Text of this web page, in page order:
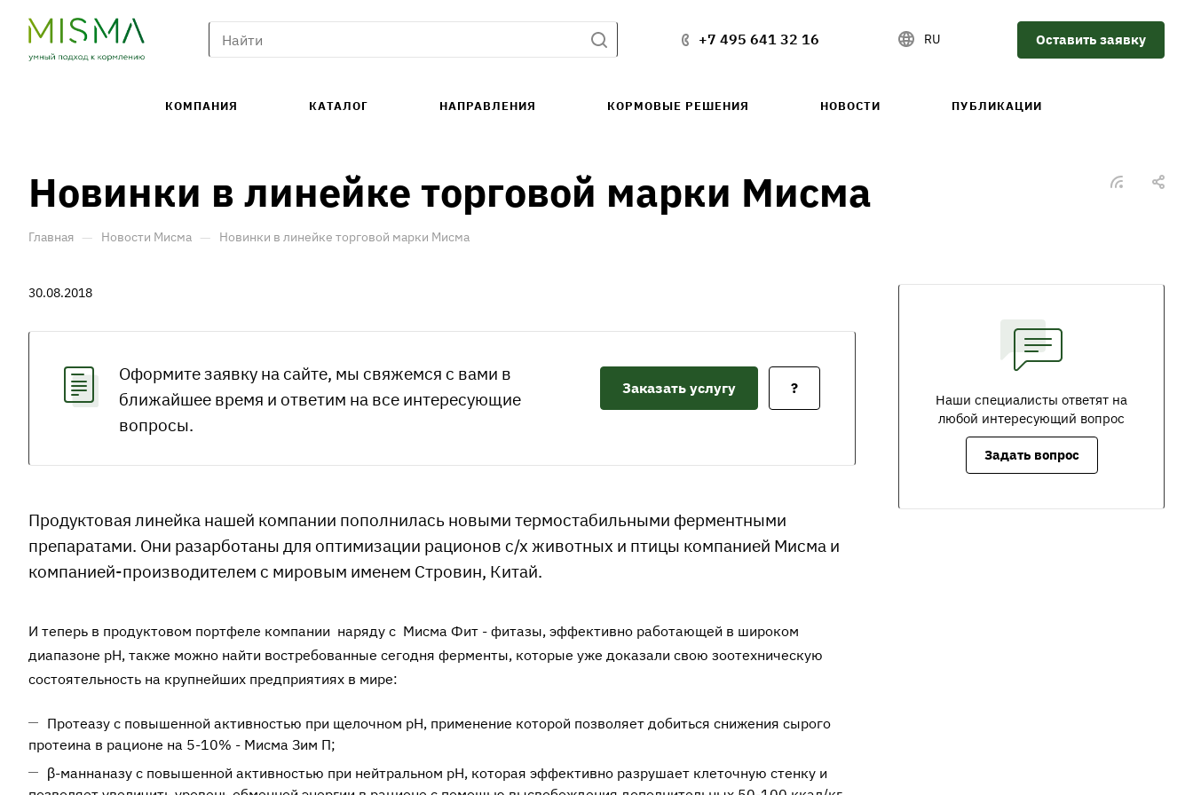
+7 495 641 32 16 RU Оставить заявку
КОМПАНИЯ КАТАЛОГ НАПРАВЛЕНИЯ КОРМОВЫЕ РЕШЕНИЯ НОВОСТИ ПУБЛИКАЦИИ
Новинки в линейке торговой марки Мисма
Главная — Новости Мисма — Новинки в линейке торговой марки Мисма
30.08.2018
Оформите заявку на сайте, мы свяжемся с вами в
ближайшее время и ответим на все интересующие
вопросы.
Заказать услугу ?
Продуктовая линейка нашей компании пополнилась новыми термостабильными ферментными
препаратами. Они разарботаны для оптимизации рационов с/х животных и птицы компанией Мисма и
компанией-производителем с мировым именем Стровин, Китай.
И теперь в продуктовом портфеле компании наряду с Мисма Фит - фитазы, эффективно работающей в широком
диапазоне pH, также можно найти востребованные сегодня ферменты, которые уже доказали свою зоотехническую
состоятельность на крупнейших предприятиях в мире:
Протеазу с повышенной активностью при щелочном рН, применение которой позволяет добиться снижения сырого
протеина в рационе на 5-10% - Мисма Зим П;
β-маннаназу с повышенной активностью при нейтральном pH, которая эффективно разрушает клеточную стенку и
Наши специалисты ответят на
любой интересующий вопрос
Задать вопрос